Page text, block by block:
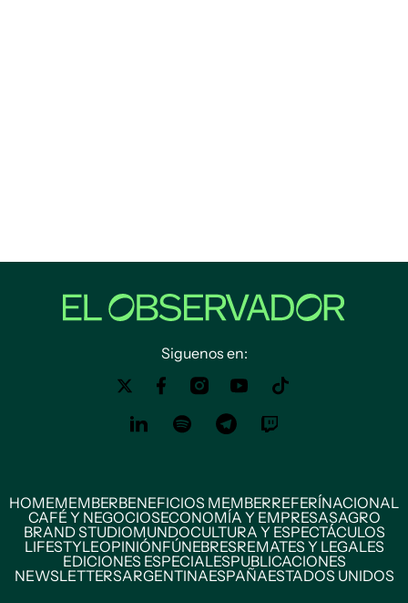
Siguenos en:
HOMEMEMBERBENEFICIOS MEMBERREFERÍNACIONAL
CAFÉ Y NEGOCIOSECONOMÍA Y EMPRESASAGRO
BRAND STUDIOMUNDOCULTURA Y ESPECTÁCULOS
LIFESTYLEOPINIÓNFÚNEBRESREMATES Y LEGALES
EDICIONES ESPECIALESPUBLICACIONES
NEWSLETTERSARGENTINAESPAÑAESTADOS UNIDOS